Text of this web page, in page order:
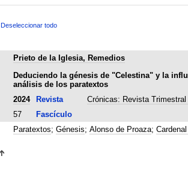
Deseleccionar todo
Prieto de la Iglesia, Remedios
Deduciendo la génesis de "Celestina" y la
análisis de los paratextos
2024 Revista
Crónicas: Revista
57
Fascículo
Paratextos; Génesis; Alonso de Proaza;